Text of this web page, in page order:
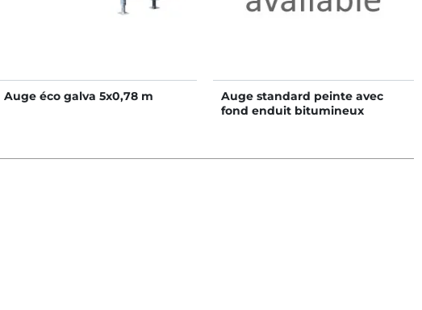
Auge éco galva 5x0,78 m
Auge standard peinte avec
fond enduit bitumineux